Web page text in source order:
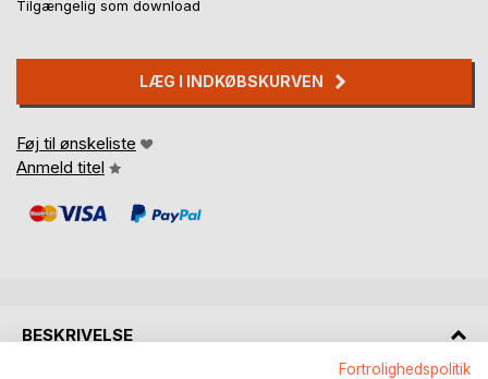
Tilgængelig som download
LÆG I INDKØBSKURVEN
Føj til ønskeliste
Anmeld titel
BESKRIVELSE
Fortrolighedspolitik